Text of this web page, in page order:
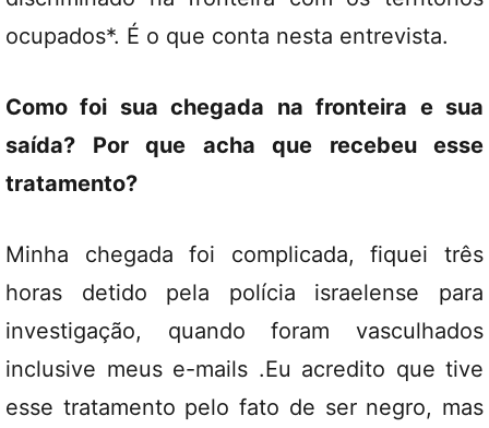
ocupados*. É o que conta nesta entrevista.
Como foi sua chegada na fronteira e sua
saída? Por que acha que recebeu esse
tratamento?
Minha chegada foi complicada, fiquei três
horas detido pela polícia israelense para
investigação, quando foram vasculhados
inclusive meus e-mails .Eu acredito que tive
esse tratamento pelo fato de ser negro, mas